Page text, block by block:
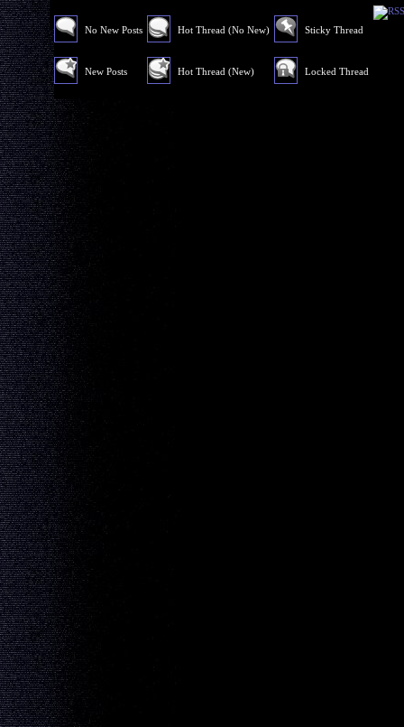
No New Posts
New Posts
Hot Thread (No New)
Hot Thread (New)
Sticky Thread
Locked Thread